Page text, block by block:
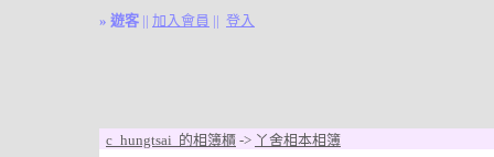
» 遊客 || 加入會員 || 登入
c_hungtsai 的相簿櫃 -> 丫舍相本相簿